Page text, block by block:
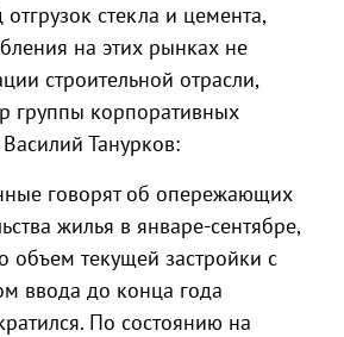
стекла и цемента,
на этих рынках не
строительной отрасли,
группы корпоративных
Танурков:
говорят об опережающих
жилья в январе-сентябре,
объем текущей застройки с
ввода до конца года
По состоянию на